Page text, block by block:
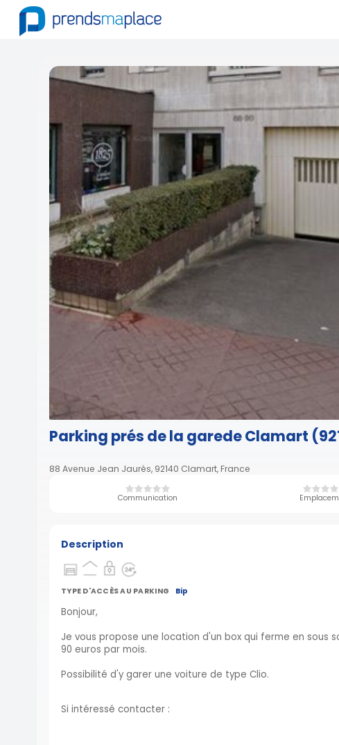
Parking prés de la garede Clamart
88 Avenue Jean Jaurès, 92140 Clamart, France
Communication
Description
TYPE D'ACCÈS AU PARKING Bip
Bonjour,
Je vous propose une location d'un box qui ferme en sous
90 euros par mois.
Possibilité d'y garer une voiture de type Clio.
Si intéressé contacter :